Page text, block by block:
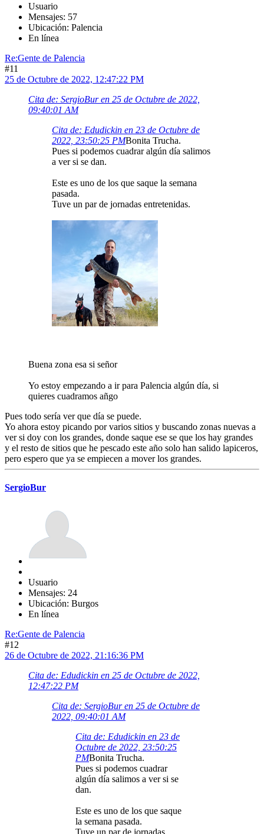
Usuario
Mensajes: 57
Ubicación: Palencia
En línea
Re:Gente de Palencia
#11
25 de Octubre de 2022, 12:47:22 PM
Cita de: SergioBur en 25 de Octubre de 2022,
09:40:01 AM
Cita de: Edudickin en 23 de Octubre de
2022, 23:50:25 PMBonita Trucha.
Pues si podemos cuadrar algún día salimos
a ver si se dan.
Este es uno de los que saque la semana
pasada.
Tuve un par de jornadas entretenidas.
Buena zona esa si señor
Yo estoy empezando a ir para Palencia algún día, si
quieres cuadramos añgo
Pues todo sería ver que día se puede.
Yo ahora estoy picando por varios sitios y buscando zonas nuevas a
ver si doy con los grandes, donde saque ese se que los hay grandes
y el resto de sitios que he pescado este año solo han salido lapiceros,
pero espero que ya se empiecen a mover los grandes.
SergioBur
Usuario
Mensajes: 24
Ubicación: Burgos
En línea
Re:Gente de Palencia
#12
26 de Octubre de 2022, 21:16:36 PM
Cita de: Edudickin en 25 de Octubre de 2022,
12:47:22 PM
Cita de: SergioBur en 25 de Octubre de
2022, 09:40:01 AM
Cita de: Edudickin en 23 de
Octubre de 2022, 23:50:25
PMBonita Trucha.
Pues si podemos cuadrar
algún día salimos a ver si se
dan.
Este es uno de los que saque
la semana pasada.